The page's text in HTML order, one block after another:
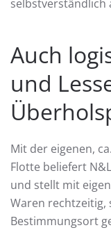
selbstverständlich
Auch
und
Mit der eigenen,
Flotte beliefert
und stellt mit
Waren rechtzeitig,
Bestimmungsort